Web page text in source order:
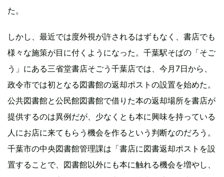
た。
しかし、最近では度外視が許されるはずもなく、書店でも
様々な施策が目に付くようになった。千葉駅そばの「そご
う」にある三省堂書店そごう千葉店では、今月7日から、
政令市では初となる図書館の返却ポストの設置を始めた。
公共図書館と公民館図書館で借りた本の返却場所を書店が
提供するのは異例だが、少なくとも本に興味を持っている
人にお店に来てもらう機会を作るという判断なのだろう。
千葉市の中央図書館管理課は「書店に図書返却ポストを設
置することで、図書館以外にも本に触れる機会を増やし、